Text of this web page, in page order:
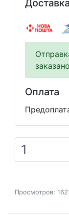
Доставка
Оплата
Просмотров: